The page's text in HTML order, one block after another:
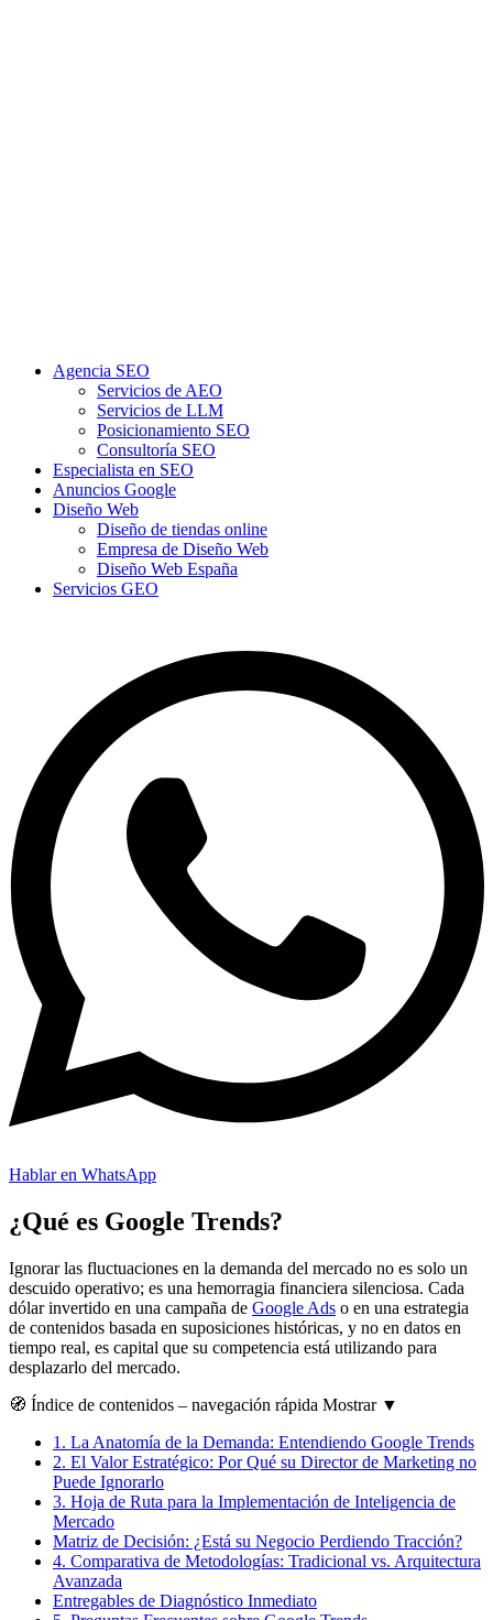
Agencia SEO
Servicios de AEO
Servicios de LLM
Posicionamiento SEO
Consultoría SEO
Especialista en SEO
Anuncios Google
Diseño Web
Diseño de tiendas online
Empresa de Diseño Web
Diseño Web España
Servicios GEO
Hablar en WhatsApp
¿Qué es Google Trends?
Ignorar las fluctuaciones en la demanda del mercado no es solo un
descuido operativo; es una hemorragia financiera silenciosa. Cada
dólar invertido en una campaña de Google Ads o en una estrategia
de contenidos basada en suposiciones históricas, y no en datos en
tiempo real, es capital que su competencia está utilizando para
desplazarlo del mercado.
🧭 Índice de contenidos – navegación rápida Mostrar ▼
1. La Anatomía de la Demanda: Entendiendo Google Trends
2. El Valor Estratégico: Por Qué su Director de Marketing no
Puede Ignorarlo
3. Hoja de Ruta para la Implementación de Inteligencia de
Mercado
Matriz de Decisión: ¿Está su Negocio Perdiendo Tracción?
4. Comparativa de Metodologías: Tradicional vs. Arquitectura
Avanzada
Entregables de Diagnóstico Inmediato